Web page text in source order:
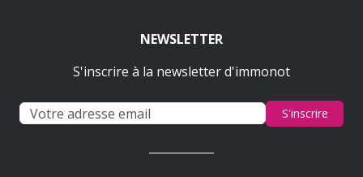
NEWSLETTER
S'inscrire à la newsletter d'immonot
S'inscrire